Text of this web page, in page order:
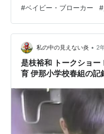
ンがベイビーボックスの
赤ん坊をこっそりと盗み
日、ソヨンは思い直して
いた。やがてソヨンとサン
してくれる赤ん坊の買主
買で現行犯逮捕しようと
#ベイビー・ブローカー #
私の中の見えない炎 • 2
是枝裕和 トークショ
育 伊那小学校春組の記